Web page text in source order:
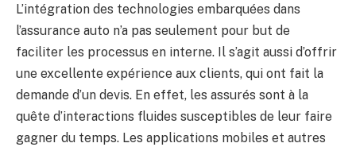
L’intégration des technologies embarquées dans
l’assurance auto n’a pas seulement pour but de
faciliter les processus en interne. Il s’agit aussi d’offrir
une excellente expérience aux clients, qui ont fait la
demande d’un devis. En effet, les assurés sont à la
quête d’interactions fluides susceptibles de leur faire
gagner du temps. Les applications mobiles et autres